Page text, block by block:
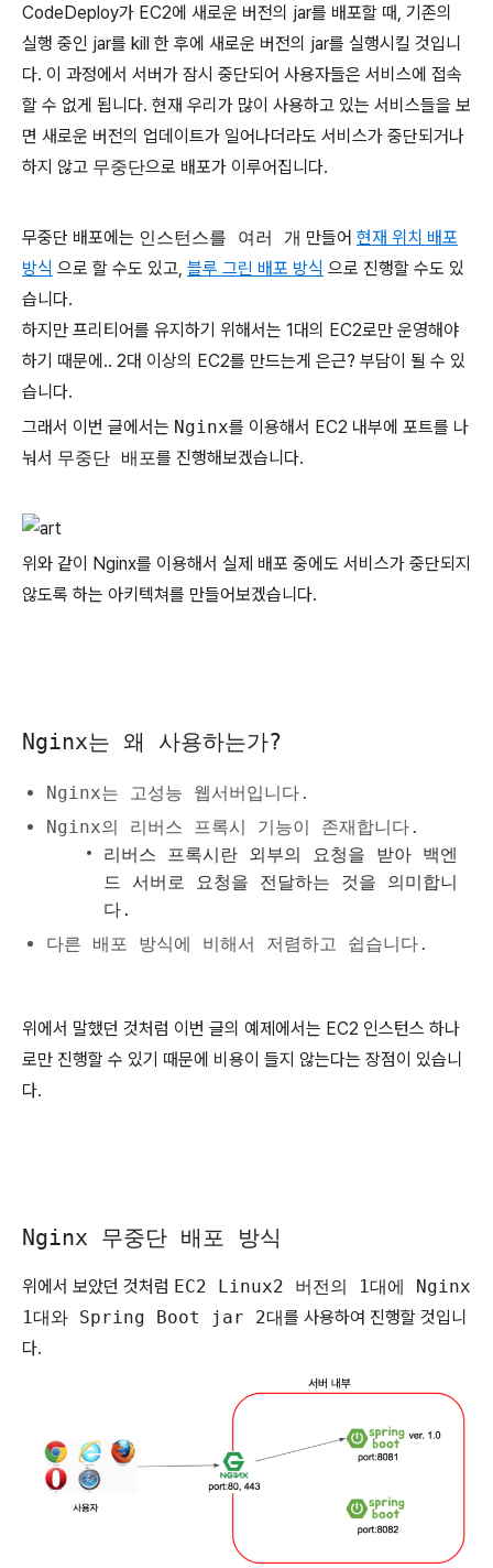
CodeDeploy가 EC2에 새로운 버전의 jar를 배포할 때, 기존의
실행 중인 jar를 kill 한 후에 새로운 버전의 jar를 실행시킬 것입니
다. 이 과정에서 서버가 잠시 중단되어 사용자들은 서비스에 접속
할 수 없게 됩니다. 현재 우리가 많이 사용하고 있는 서비스들을 보
면 새로운 버전의 업데이트가 일어나더라도 서비스가 중단되거나
하지 않고 무중단으로 배포가 이루어집니다.
무중단 배포에는 인스턴스를 여러 개 만들어 현재 위치 배포
방식 으로 할 수도 있고, 블루 그린 배포 방식 으로 진행할 수도 있
습니다.
하지만 프리티어를 유지하기 위해서는 1대의 EC2로만 운영해야
하기 때문에.. 2대 이상의 EC2를 만드는게 은근? 부담이 될 수 있
습니다.
그래서 이번 글에서는 Nginx를 이용해서 EC2 내부에 포트를 나
눠서 무중단 배포를 진행해보겠습니다.
위와 같이 Nginx를 이용해서 실제 배포 중에도 서비스가 중단되지
않도록 하는 아키텍쳐를 만들어보겠습니다.
Nginx는 왜 사용하는가?
Nginx는 고성능 웹서버입니다.
Nginx의 리버스 프록시 기능이 존재합니다.
리버스 프록시란 외부의 요청을 받아 백엔
드 서버로 요청을 전달하는 것을 의미합니
다.
다른 배포 방식에 비해서 저렴하고 쉽습니다.
위에서 말했던 것처럼 이번 글의 예제에서는 EC2 인스턴스 하나
로만 진행할 수 있기 때문에 비용이 들지 않는다는 장점이 있습니
다.
Nginx 무중단 배포 방식
위에서 보았던 것처럼 EC2 Linux2 버전의 1대에 Nginx
1대와 Spring Boot jar 2대를 사용하여 진행할 것입니
다.